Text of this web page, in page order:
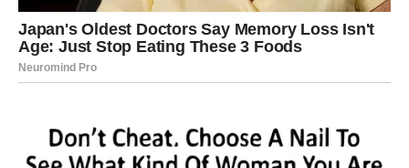
Ovo je period u kojem Devica
prestaje da traži
savršenstvo i počinje da bira sreću.
STRELAC – NOVI PRAVAC,
NOVI SMISAO I OTVORENI
HORIZONTI